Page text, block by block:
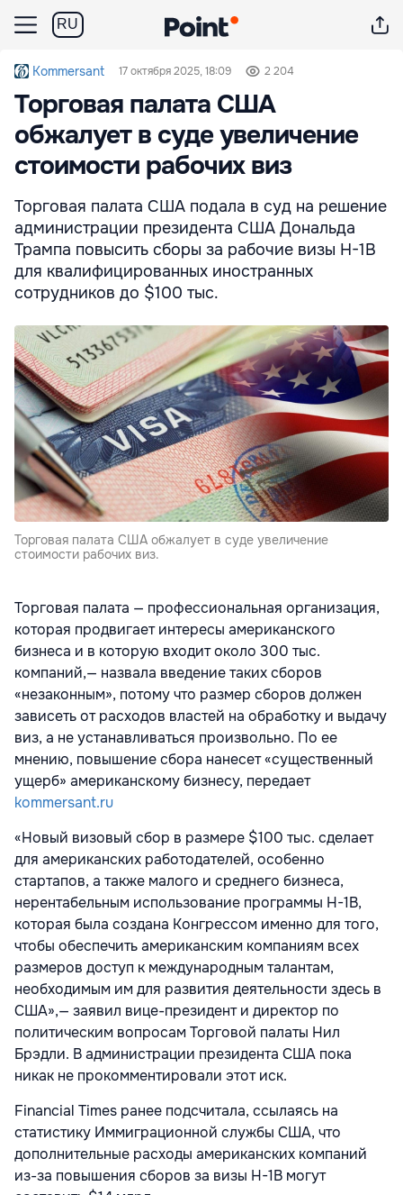
RU
Kommersant 17 октября 2025, 18:09 2 204
Торговая палата США
обжалует в суде увеличение
стоимости рабочих виз
Торговая палата США подала в суд на решение
администрации президента США Дональда
Трампа повысить сборы за рабочие визы H-1B
для квалифицированных иностранных
сотрудников до $100 тыс.
Торговая палата США обжалует в суде увеличение
стоимости рабочих виз.
Торговая палата — профессиональная организация,
которая продвигает интересы американского
бизнеса и в которую входит около 300 тыс.
компаний,— назвала введение таких сборов
«незаконным», потому что размер сборов должен
зависеть от расходов властей на обработку и выдачу
виз, а не устанавливаться произвольно. По ее
мнению, повышение сбора нанесет «существенный
ущерб» американскому бизнесу, передает
kommersant.ru
«Новый визовый сбор в размере $100 тыс. сделает
для американских работодателей, особенно
стартапов, а также малого и среднего бизнеса,
нерентабельным использование программы H-1B,
которая была создана Конгрессом именно для того,
чтобы обеспечить американским компаниям всех
размеров доступ к международным талантам,
необходимым им для развития деятельности здесь в
США»,— заявил вице-президент и директор по
политическим вопросам Торговой палаты Нил
Брэдли. В администрации президента США пока
никак не прокомментировали этот иск.
Financial Times ранее подсчитала, ссылаясь на
статистику Иммиграционной службы США, что
дополнительные расходы американских компаний
из-за повышения сборов за визы H-1B могут